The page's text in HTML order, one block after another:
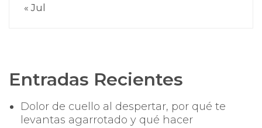
« Jul
Entradas Recientes
Dolor de cuello al despertar, por qué te
levantas agarrotado y qué hacer